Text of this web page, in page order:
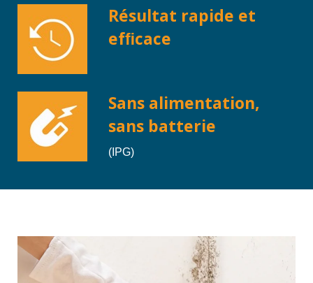
Résultat rapide et
efﬁcace
Sans alimentation,
sans batterie
(IPG)